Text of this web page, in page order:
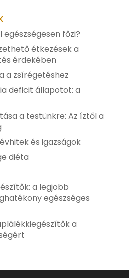
egészségesen főzi?
étkezések a
érdekében
a zsírégetéshez
deficit állapotot: a
a testünkre: Az íztől a
és igazságok
diéta
a legjobb
egészséges
a